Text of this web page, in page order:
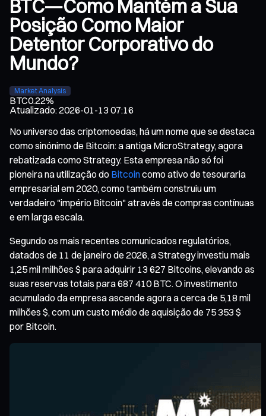
BTC—Como Mantém a Sua
Posição Como Maior
Detentor Corporativo do
Mundo?
Market Analysis
BTC0.22%
Atualizado:2026-01-13 07:16
No universo das criptomoedas, há um nome que se destaca
como sinónimo de Bitcoin: a antiga MicroStrategy, agora
rebatizada como Strategy. Esta empresa não só foi
pioneira na utilização do Bitcoincomo ativo de tesouraria
empresarial em 2020, como também construiu um
verdadeiro "império Bitcoin" através de compras contínuas
e em larga escala.
Segundo os mais recentes comunicados regulatórios,
datados de 11 de janeiro de 2026, a Strategy investiu mais
1,25 mil milhões $ para adquirir 13 627 Bitcoins, elevando as
suas reservas totais para 687 410 BTC. O investimento
acumulado da empresa ascende agora a cerca de 5,18 mil
milhões $, com um custo médio de aquisição de 75 353 $
por Bitcoin.